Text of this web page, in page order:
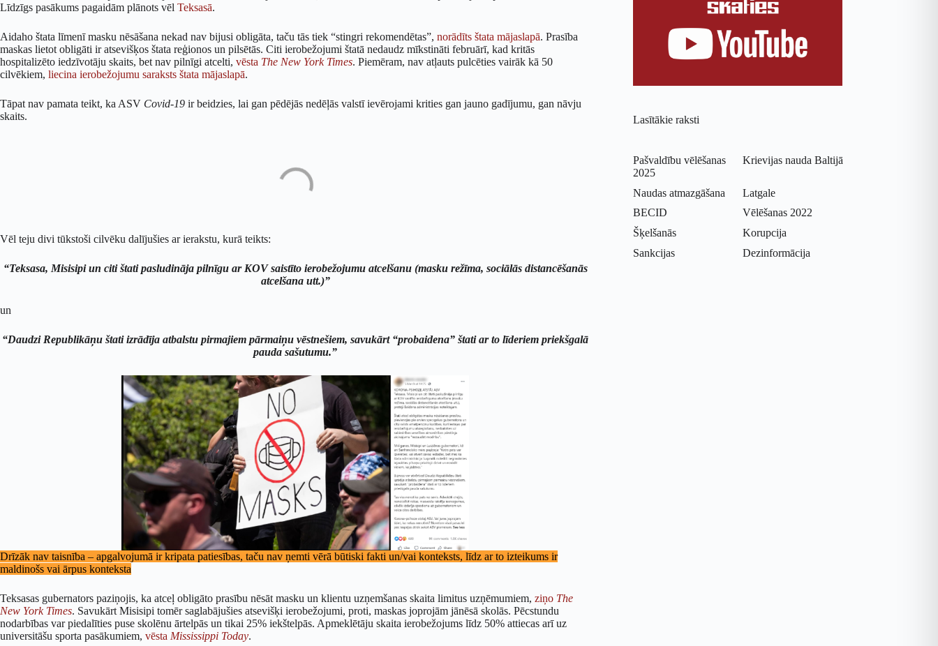
Līdzīgs pasākums pagaidām plānots vēl Teksasā.
Aidaho štata līmenī masku nēsāšana nekad nav bijusi obligāta, taču tās tiek “stingri rekomendētas”, norādīts štata mājaslapā. Prasība
maskas lietot obligāti ir atsevišķos štata reģionos un pilsētās. Citi ierobežojumi štatā nedaudz mīkstināti februārī, kad kritās
hospitalizēto iedzīvotāju skaits, bet nav pilnīgi atcelti, vēsta The New York Times. Piemēram, nav atļauts pulcēties vairāk kā 50
cilvēkiem, liecina ierobežojumu saraksts štata mājaslapā.
Tāpat nav pamata teikt, ka ASV Covid-19 ir beidzies, lai gan pēdējās nedēļās valstī ievērojami krities gan jauno gadījumu, gan nāvju
skaits.
Vēl teju divi tūkstoši cilvēku dalījušies ar ierakstu, kurā teikts:
“Teksasa, Misisipi un citi štati pasludināja pilnīgu ar KOV saistīto ierobežojumu atcelšanu (masku režīma, sociālās distancēšanās
atcelšana utt.)”
un
“Daudzi Republikāņu štati izrādīja atbalstu pirmajiem pārmaiņu vēstnešiem, savukārt “probaidena” štati ar to līderiem priekšgalā
pauda sašutumu.”
Drīzāk nav taisnība – apgalvojumā ir kripata patiesības, taču nav ņemti vērā būtiski fakti un/vai konteksts, līdz ar to izteikums ir
maldinošs vai ārpus konteksta
Teksasas gubernators paziņojis, ka atceļ obligāto prasību nēsāt masku un klientu uzņemšanas skaita limitus uzņēmumiem, ziņo The
New York Times. Savukārt Misisipi tomēr saglabājušies atsevišķi ierobežojumi, proti, maskas joprojām jānēsā skolās. Pēcstundu
nodarbības var piedalīties puse skolēnu ārtelpās un tikai 25% iekštelpās. Apmeklētāju skaita ierobežojums līdz 50% attiecas arī uz
universitāšu sporta pasākumiem, vēsta Mississippi Today.
Lasītākie raksti
Pašvaldību vēlēšanas
2025
Krievijas nauda Baltijā
Naudas atmazgāšana
Latgale
BECID
Vēlēšanas 2022
Šķelšanās
Korupcija
Sankcijas
Dezinformācija